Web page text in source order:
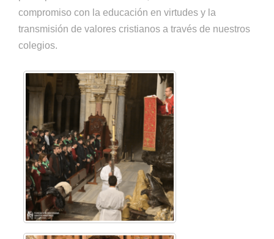
compromiso con la educación en virtudes y la
transmisión de valores cristianos a través de nuestros
colegios.